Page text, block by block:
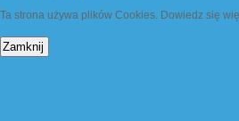
Ta strona używa plików Cookies. Dowiedz się